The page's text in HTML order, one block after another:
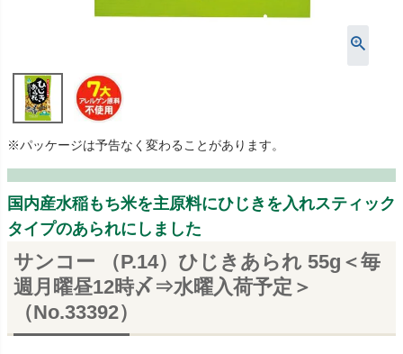
※パッケージは予告なく変わることがあります。
国内産水稲もち米を主原料にひじきを入れスティック
タイプのあられにしました
サンコー （P.14）ひじきあられ 55g＜毎
週月曜昼12時〆⇒水曜入荷予定＞
（No.33392）